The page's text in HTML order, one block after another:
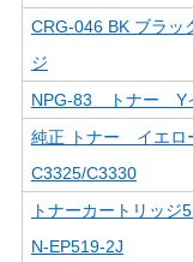
CRG-046 BK ブラッ
ジ
NPG-83 トナー Y
純正 トナー イエ
C3325/C3330
トナーカートリッ
N-EP519-2J